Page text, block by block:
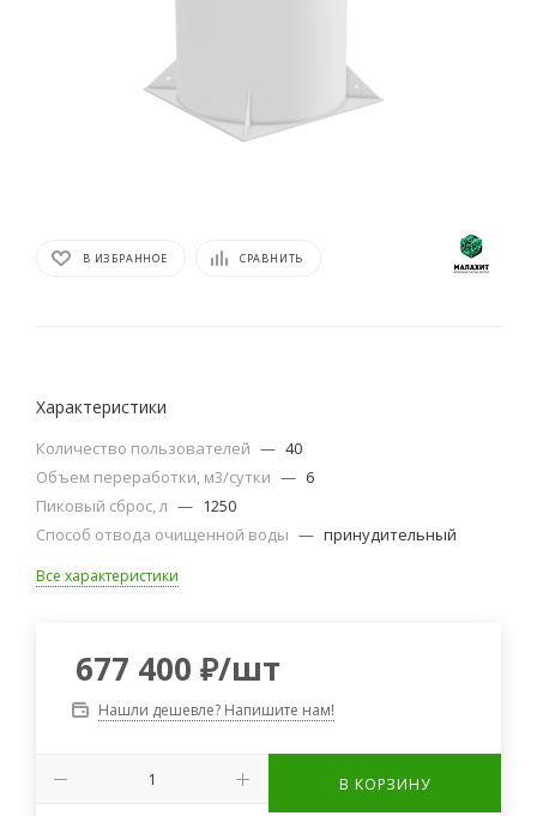
В ИЗБРАННОЕ СРАВНИТЬ
Характеристики
Количество пользователей — 40
Объем переработки, м3/сутки — 6
Пиковый сброс, л — 1250
Способ отвода очищенной воды — принудительный
Все характеристики
677 400 ₽/шт
Нашли дешевле? Напишите нам!
В КОРЗИНУ